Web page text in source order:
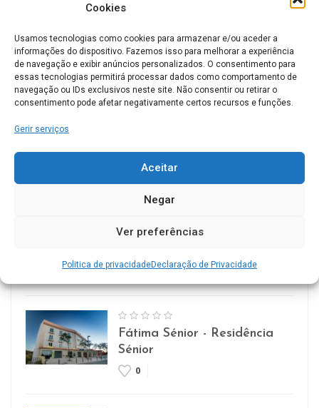
Cookies
Usamos tecnologias como cookies para armazenar e/ou aceder a
informações do dispositivo. Fazemos isso para melhorar a experiência
de navegação e exibir anúncios personalizados. O consentimento para
essas tecnologias permitirá processar dados como comportamento de
navegação ou IDs exclusivos neste site. Não consentir ou retirar o
consentimento pode afetar negativamente certos recursos e funções.
Gerir serviços
Aceitar
Negar
Ver preferências
Politica de privacidadeDeclaração de Privacidade
Lares de idosos mais Populares
ERPI Horizonte Ternura
0
Casa de Repouso Chalet
Rosmaninho
0
Fátima Sénior - Residência
Sénior
0